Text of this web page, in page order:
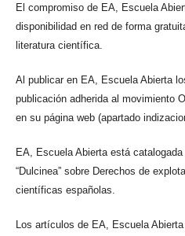
El compromiso de EA, Escuela
disponibilidad en red de forma
literatura científica.
Al publicar en EA, Escuela Abierta
publicación adherida al movimiento
en su página web (apartado
EA, Escuela Abierta está
“Dulcinea” sobre Derechos de
científicas españolas.
Los artículos de EA, Escuela